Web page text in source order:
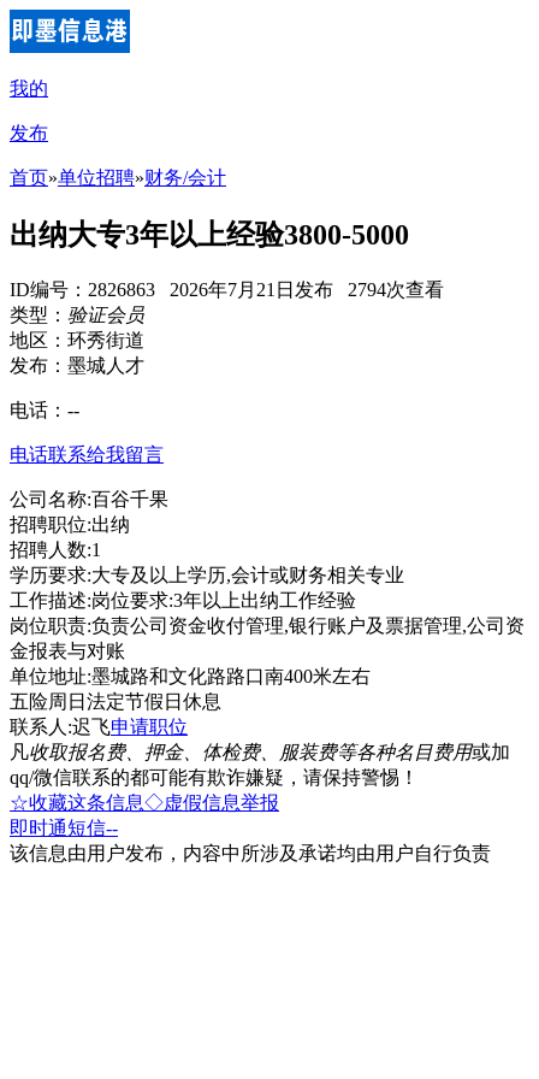
我的
发布
首页»单位招聘»财务/会计
出纳大专3年以上经验3800-5000
ID编号：2826863 2026年7月21日发布 2794次查看
类型： 验证会员
地区：环秀街道
发布：墨城人才
电话： --
电话联系给我留言
公司名称:百谷千果
招聘职位:出纳
招聘人数:1
学历要求:大专及以上学历,会计或财务相关专业
工作描述:岗位要求:3年以上出纳工作经验
岗位职责:负责公司资金收付管理,银行账户及票据管理,公司资
金报表与对账
单位地址:墨城路和文化路路口南400米左右
五险周日法定节假日休息
联系人:迟飞申请职位
凡收取报名费、押金、体检费、服装费等各种名目费用或加
qq/微信联系的都可能有欺诈嫌疑，请保持警惕！
☆收藏这条信息◇虚假信息举报
即时通短信--
该信息由用户发布，内容中所涉及承诺均由用户自行负责